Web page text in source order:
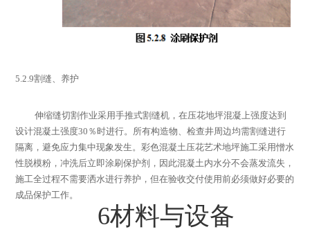
5.2.9割缝、养护
伸缩缝切割作业采用手推式割缝机，在压花地坪混凝上强度达到
设计混凝土强度30 ％时进行。所有构造物、检查井周边均需割缝进行
隔离，避免应力集中现象发生。彩色混凝土压花艺术地坪施工采用憎水
性脱模粉，冲洗后立即涂刷保护剂，因此混凝土内水分不会蒸发流失，
施工全过程不需要洒水进行养护，但在验收交付使用前必须做好必要的
成品保护工作。
6材料与设备